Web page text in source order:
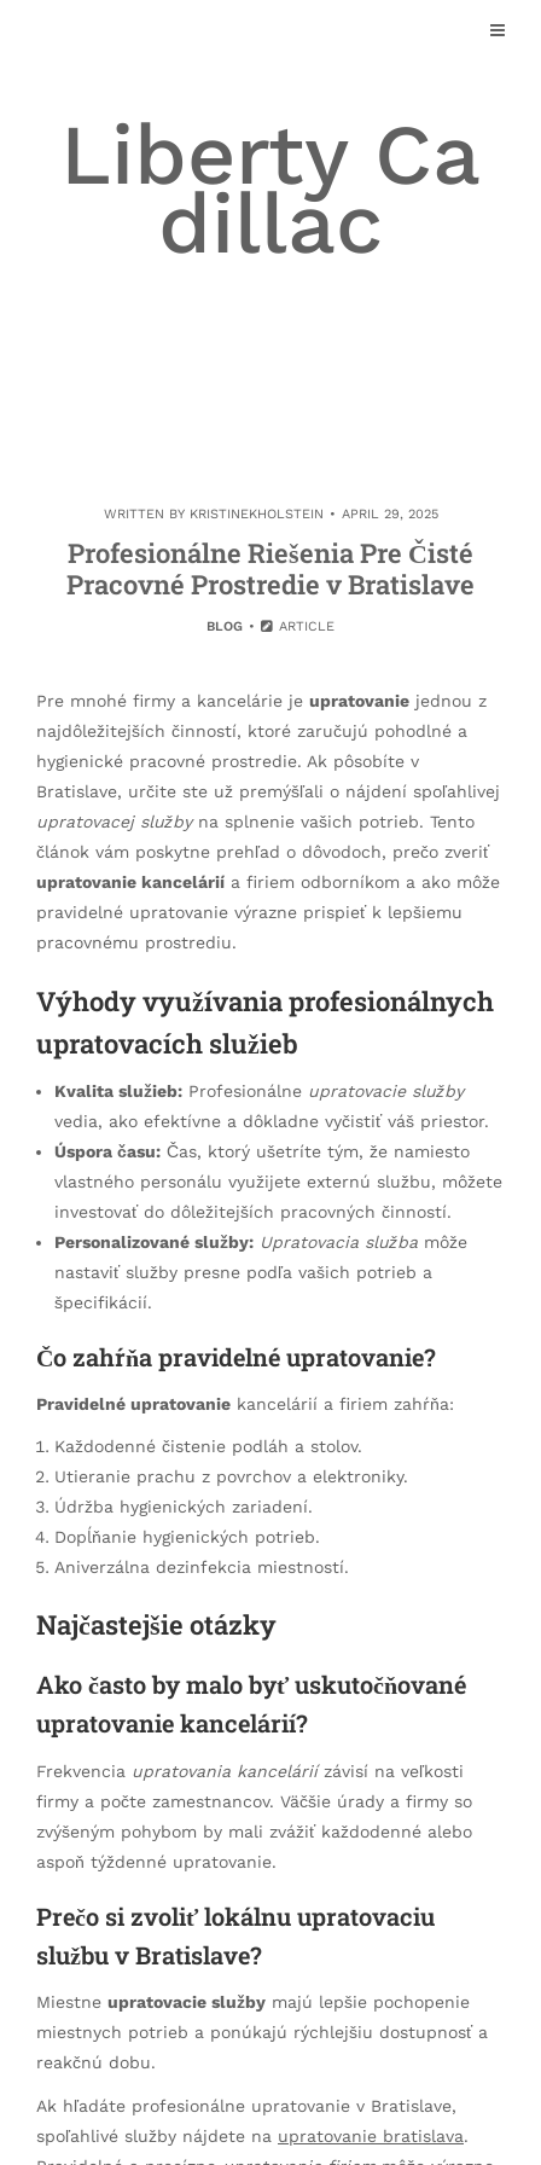
Liberty Ca
dillac
WRITTEN BY KRISTINEKHOLSTEIN APRIL 29, 2025
Profesionálne Riešenia Pre Čisté
Pracovné Prostredie v Bratislave
BLOG ARTICLE
Pre mnohé firmy a kancelárie je upratovanie jednou z
najdôležitejších činností, ktoré zaručujú pohodlné a
hygienické pracovné prostredie. Ak pôsobíte v
Bratislave, určite ste už premýšľali o nájdení spoľahlivej
upratovacej službyna splnenie vašich potrieb. Tento
článok vám poskytne prehľad o dôvodoch, prečo zveriť
upratovanie kancelárií a firiem odborníkom a ako môže
pravidelné upratovanie výrazne prispieť k lepšiemu
pracovnému prostrediu.
Výhody využívania profesionálnych
upratovacích služieb
Kvalita služieb: Profesionálne upratovacie služby
vedia, ako efektívne a dôkladne vyčistiť váš priestor.
Úspora času: Čas, ktorý ušetríte tým, že namiesto
vlastného personálu využijete externú službu, môžete
investovať do dôležitejších pracovných činností.
Personalizované služby: Upratovacia služba môže
nastaviť služby presne podľa vašich potrieb a
špecifikácií.
Čo zahŕňa pravidelné upratovanie?
Pravidelné upratovanie kancelárií a firiem zahŕňa:
Každodenné čistenie podláh a stolov.
Utieranie prachu z povrchov a elektroniky.
Údržba hygienických zariadení.
Dopĺňanie hygienických potrieb.
Aniverzálna dezinfekcia miestností.
Najčastejšie otázky
Ako často by malo byť uskutočňované
upratovanie kancelárií?
Frekvencia upratovania kanceláriízávisí na veľkosti
firmy a počte zamestnancov. Väčšie úrady a firmy so
zvýšeným pohybom by mali zvážiť každodenné alebo
aspoň týždenné upratovanie.
Prečo si zvoliť lokálnu upratovaciu
službu v Bratislave?
Miestne upratovacie služby majú lepšie pochopenie
miestnych potrieb a ponúkajú rýchlejšiu dostupnosť a
reakčnú dobu.
Ak hľadáte profesionálne upratovanie v Bratislave,
spoľahlivé služby nájdete na upratovanie bratislava.